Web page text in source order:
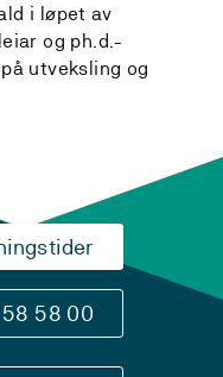
i løpet av
og ph.d.-
utveksling og
58 00